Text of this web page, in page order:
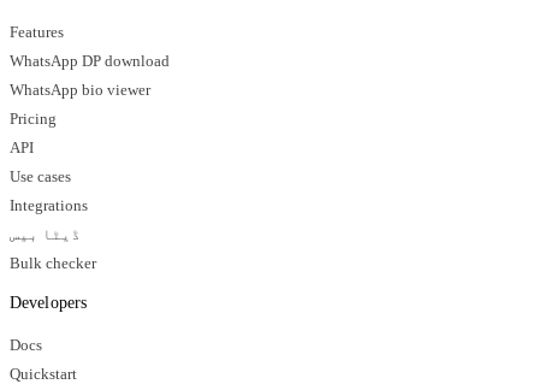
Features
WhatsApp DP download
WhatsApp bio viewer
Pricing
API
Use cases
Integrations
ڈیٹا بیس
Bulk checker
Developers
Docs
Quickstart